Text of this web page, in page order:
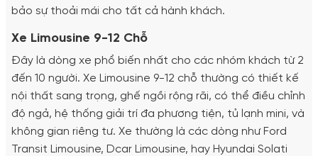
bảo sự thoải mái cho tất cả hành khách.
Xe Limousine 9-12 Chỗ
Đây là dòng xe phổ biến nhất cho các nhóm khách từ 2
đến 10 người. Xe Limousine 9-12 chỗ thường có thiết kế
nội thất sang trọng, ghế ngồi rộng rãi, có thể điều chỉnh
độ ngả, hệ thống giải trí đa phương tiện, tủ lạnh mini, và
không gian riêng tư. Xe thường là các dòng như Ford
Transit Limousine, Dcar Limousine, hay Hyundai Solati